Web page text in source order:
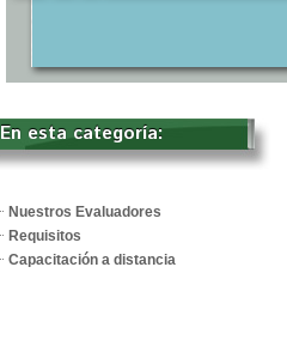
En esta categoría:
Nuestros Evaluadores
Requisitos
Capacitación a distancia